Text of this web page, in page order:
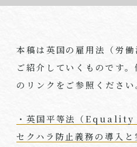
本稿は英国の雇用法（労
ご紹介していくものです
のリンクをご参照ください
・英国平等法（Equality
セクハラ防止義務の導入